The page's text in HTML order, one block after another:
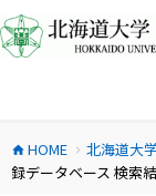
ン
テ
ス
キ
home HOME chevron_right 北海道大
録データベース 検索